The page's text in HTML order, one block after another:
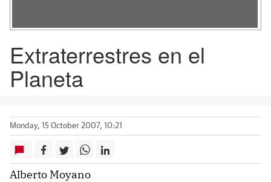
Extraterrestres en el
Planeta
Monday, 15 October 2007, 10:21
Alberto Moyano